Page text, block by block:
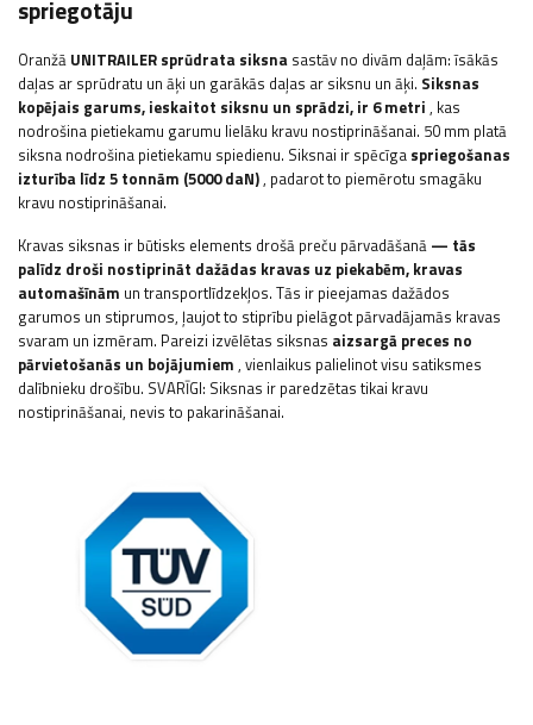
spriegotāju
Oranžā UNITRAILER sprūdrata siksna sastāv no divām daļām: īsākās
daļas ar sprūdratu un āķi un garākās daļas ar siksnu un āķi. Siksnas
kopējais garums, ieskaitot siksnu un sprādzi, ir 6 metri , kas
nodrošina pietiekamu garumu lielāku kravu nostiprināšanai. 50 mm platā
siksna nodrošina pietiekamu spiedienu. Siksnai ir spēcīga spriegošanas
izturība līdz 5 tonnām (5000 daN), padarot to piemērotu smagāku
kravu nostiprināšanai.
Kravas siksnas ir būtisks elements drošā preču pārvadāšanā — tās
palīdz droši nostiprināt dažādas kravas uz piekabēm, kravas
automašīnām un transportlīdzekļos. Tās ir pieejamas dažādos
garumos un stiprumos, ļaujot to stiprību pielāgot pārvadājamās kravas
svaram un izmēram. Pareizi izvēlētas siksnas aizsargā preces no
pārvietošanās un bojājumiem , vienlaikus palielinot visu satiksmes
dalībnieku drošību. SVARĪGI: Siksnas ir paredzētas tikai kravu
nostiprināšanai, nevis to pakarināšanai.